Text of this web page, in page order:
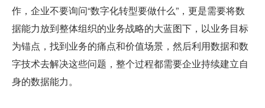
作，企业不要询问“数字化转型要做什么”，更是需要将数
据能力放到整体组织的业务战略的大蓝图下，以业务目标
为锚点，找到业务的痛点和价值场景，然后利用数据和数
字技术去解决这些问题，整个过程都需要企业持续建立自
身的数据能力。